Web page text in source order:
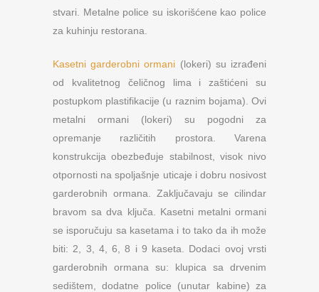
stvari. Metalne police su iskorišćene kao police
za kuhinju restorana.
Kasetni garderobni ormani (lokeri) su izrađeni
od kvalitetnog čeličnog lima i zaštićeni su
postupkom plastifikacije (u raznim bojama). Ovi
metalni ormani (lokeri) su pogodni za
opremanje različitih prostora. Varena
konstrukcija obezbeđuje stabilnost, visok nivo
otpornosti na spoljašnje uticaje i dobru nosivost
garderobnih ormana. Zaključavaju se cilindar
bravom sa dva ključa. Kasetni metalni ormani
se isporučuju sa kasetama i to tako da ih može
biti: 2, 3, 4, 6, 8 i 9 kaseta. Dodaci ovoj vrsti
garderobnih ormana su: klupica sa drvenim
sedištem, dodatne police (unutar kabine) za